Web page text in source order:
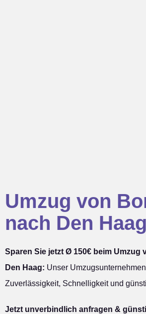
Umzug von
nach Den Haag
Sparen Sie jetzt Ø 150€ beim Umzug
Den Haag: Unser
Zuverlässigkeit, Schnelligkeit und
Jetzt unverbindlich anfragen &